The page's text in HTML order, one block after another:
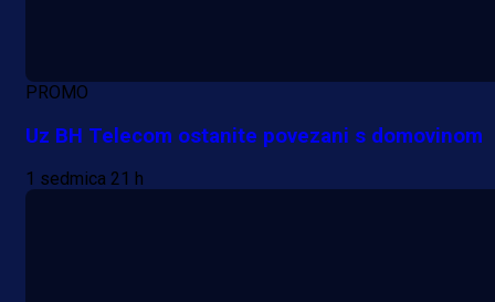
PROMO
Uz BH Telecom ostanite povezani s domovinom
1 sedmica 21 h